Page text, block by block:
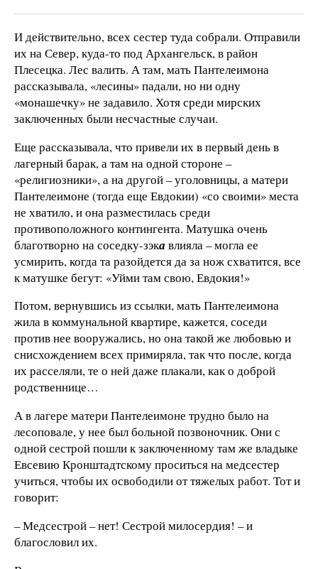
И действительно, всех сестер туда собрали. Отправили
их на Север, куда-то под Архангельск, в район
Плесецка. Лес валить. А там, мать Пантелеимона
рассказывала, «лесины» падали, но ни одну
«монашечку» не задавило. Хотя среди мирских
заключенных были несчастные случаи.
Еще рассказывала, что привели их в первый день в
лагерный барак, а там на одной стороне –
«религиозники», а на другой – уголовницы, а матери
Пантелеимоне (тогда еще Евдокии) «со своими» места
не хватило, и она разместилась среди
противоположного контингента. Матушка очень
благотворно на соседку-зэка влияла – могла ее
усмирить, когда та разойдется да за нож схватится, все
к матушке бегут: «Уйми там свою, Евдокия!»
Потом, вернувшись из ссылки, мать Пантелеимона
жила в коммунальной квартире, кажется, соседи
против нее вооружались, но она такой же любовью и
снисхождением всех примиряла, так что после, когда
их расселяли, те о ней даже плакали, как о доброй
родственнице…
А в лагере матери Пантелеимоне трудно было на
лесоповале, у нее был больной позвоночник. Они с
одной сестрой пошли к заключенному там же владыке
Евсевию Кронштадтскому проситься на медсестер
учиться, чтобы их освободили от тяжелых работ. Тот и
говорит:
– Медсестрой – нет! Сестрой милосердия! – и
благословил их.